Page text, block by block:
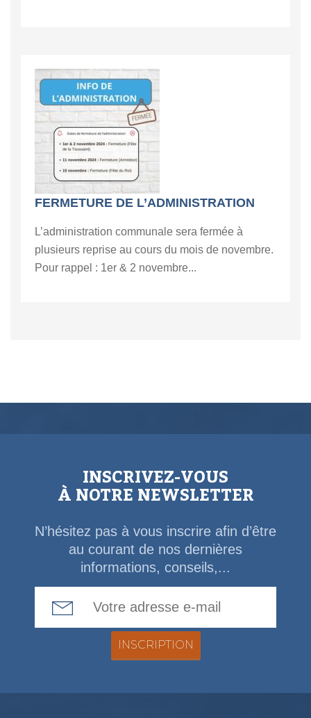
FERMETURE DE L’ADMINISTRATION
L’administration communale sera fermée à
plusieurs reprise au cours du mois de novembre.
Pour rappel : 1er & 2 novembre...
INSCRIVEZ-VOUS
À NOTRE NEWSLETTER
N’hésitez pas à vous inscrire afin d’être
au courant de nos dernières
informations, conseils,...